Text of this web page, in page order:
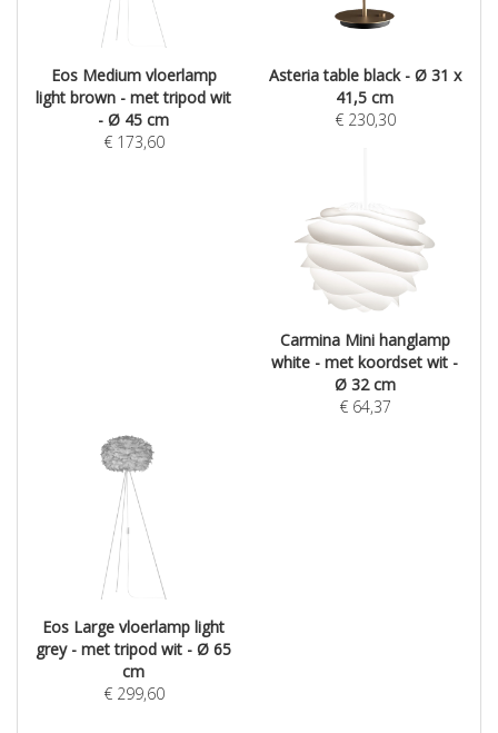
Eos Medium vloerlamp
light brown - met tripod wit
- Ø 45 cm
€ 173,60
Asteria table black - Ø 31 x
41,5 cm
€ 230,30
Carmina Mini hanglamp
white - met koordset wit -
Ø 32 cm
€ 64,37
Eos Large vloerlamp light
grey - met tripod wit - Ø 65
cm
€ 299,60